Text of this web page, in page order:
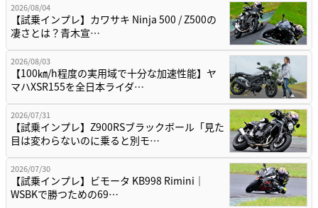
2026/08/04
【試乗インプレ】カワサキ Ninja 500 / Z500の
凄さとは？青木宣…
2026/08/03
【100㎞/h程度の実用域で十分な加速性能】ヤ
マハXSR155を全日本ライダ…
2026/07/31
【試乗インプレ】Z900RSブラックボール「見た
目は変わらないのに乗ると別モ…
2026/07/30
【試乗インプレ】ビモータ KB998 Rimini｜
WSBKで勝つための69…